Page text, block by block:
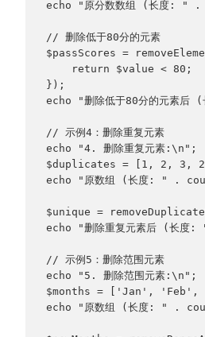
echo "原分数数组 (长
// 删除低于80分的元素
$passScores =
return $value < 80;
});
echo "删除低于80分的元
// 示例4：删除重复元素
echo "4. 删除重复元素:\n";
$duplicates = [1, 2, 3,
echo "原数组 (长度: " .
$unique =
echo "删除重复元素后 (
// 示例5：删除范围元素
echo "5. 删除范围元素:\n";
$months = ['Jan',
echo "原数组 (长度: " .